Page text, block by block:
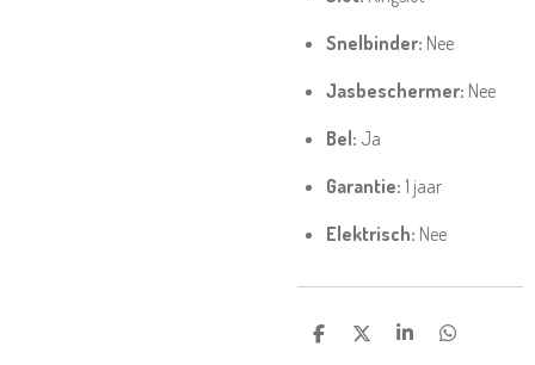
Snelbinder: Nee
Jasbeschermer: Nee
Bel: Ja
Garantie: 1 jaar
Elektrisch: Nee
DELENDEEL SHAREDELEN